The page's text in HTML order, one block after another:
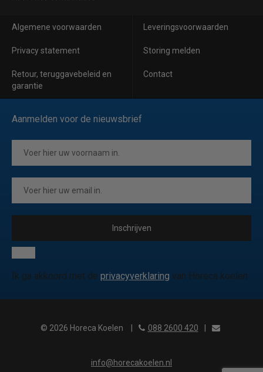
Algemene voorwaarden Leveringsvoorwaarden
Privacy statement Storing melden
Retour, teruggavebeleid en
garantie
Contact
Aanmelden voor de nieuwsbrief
Inschrijven
Ik ga akkoord met de privacyverklaring van Horeca koelen
© 2026 Horeca Koelen 088 2600 420
info@horecakoelen.nl